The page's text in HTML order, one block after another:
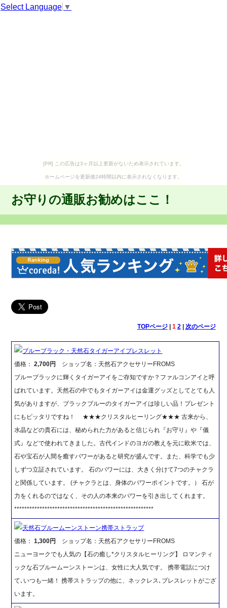
Select Language ▼
[PR] この広告は3ヶ月以上更新がないため表示されています。
ホームページを更新後24時間以内に表示されなくなります。
お守りの通販お勧めはここ！
TOPページ| 1 2| 次のページ
ブルーブラック・天然石タイガーアイブレスレット
価格：2,700円
ショップ名：天然石アクセサリーFROMS
ブルーブラックに輝くタイガーアイをご存知ですか？ファルコンアイと呼
ばれています。天然石の中でもタイガーアイは金運グッズとしてとても人
気がありますが、ブラックブルーのタイガーアイは珍しい品！プレゼント
にもピッタリですね！ ★★★クリスタルヒーリング★★★ 古来から、
水晶などの貴石には、秘められた力があると信じられ『お守り』や『儀
式』などで使われてきました。古代インドのヨガの教えを元に欧米では、
石や宝石が人間を癒すパワーがあると研究が盛んです。また、科学でも少
しずつ立証されています。 石のパワーには、大きく分けて7つのチャクラ
と関係しています。 (チャクラとは、身体のパワーポイントです。） 石が
力をくれるのではなく、その人の本来のパワーを引き出してくれます。
*******************************************************
天然石ブルームーンストーン携帯ストラップ
価格：1,300円
ショップ名：天然石アクセサリーFROMS
ニューヨークでも人気の【石の癒し*クリスタルヒーリング】 ロマンティ
ックな石ブルームーンストーンは、女性に大人気です。 携帯電話につけ
て､いつも一緒！ 携帯ストラップの他に、ネックレス､ブレスレットがござ
います。